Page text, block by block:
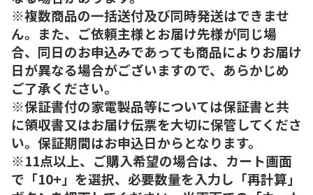
※複数商品の一括送付及び同時発送はできませ
ん。また、ご依頼主様とお届け先様が同じ場
合、同日のお申込みであっても商品によりお届け
日が異なる場合がございますので、あらかじめ
ご了承ください。
※保証書付の家電製品等については保証書と共
に領収書又はお届け伝票を大切に保管してくださ
い。保証期間はお申込日からとなります。
※11点以上、ご購入希望の場合は、カート画面
で「10+」を選択、必要数量を入力し「再計算」